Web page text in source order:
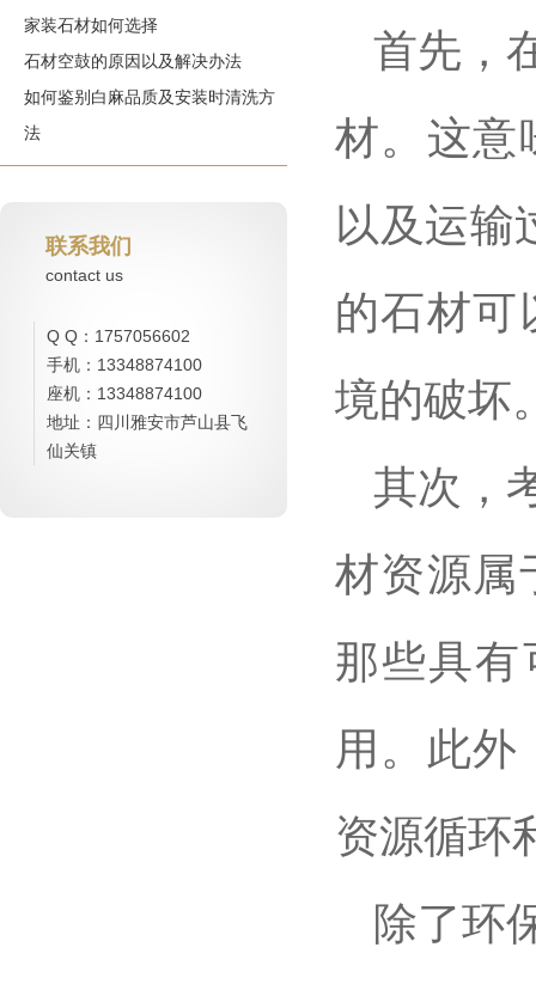
家装石材如何选择
石材空鼓的原因以及解决办法
如何鉴别白麻品质及安装时清洗方
法
联系我们
contact us
Q Q：1757056602
手机：13348874100
座机：13348874100
地址：四川雅安市芦山县飞
仙关镇
首先，
材。这意
以及运输
的石材可
境的破坏
其次，
材资源属
那些具
用。此外
资源循环
除了环